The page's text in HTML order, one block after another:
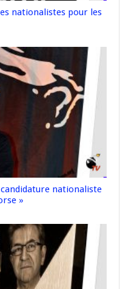
nationalistes pour les
nationaliste
»